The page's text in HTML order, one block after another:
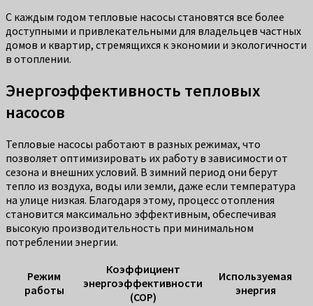
С каждым годом тепловые насосы становятся все более
доступными и привлекательными для владельцев частных
домов и квартир, стремящихся к экономии и экологичности
в отоплении.
Энергоэффективность тепловых
насосов
Тепловые насосы работают в разных режимах, что
позволяет оптимизировать их работу в зависимости от
сезона и внешних условий. В зимний период они берут
тепло из воздуха, воды или земли, даже если температура
на улице низкая. Благодаря этому, процесс отопления
становится максимально эффективным, обеспечивая
высокую производительность при минимальном
потреблении энергии.
Режим
работы
Коэффициент
энергоэффективности
(COP)
Используемая
энергия